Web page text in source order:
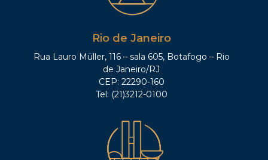
Rio de Janeiro
Rua Lauro Müller, 116 – sala 605, Botafogo – Rio
de Janeiro/RJ
CEP: 22290-160
Tel: (21)3212-0100